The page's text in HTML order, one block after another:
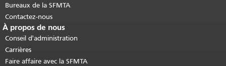
Bureaux de la SFMTA
Contactez-nous
À propos de nous
Conseil d'administration
Carrières
Faire affaire avec la SFMTA